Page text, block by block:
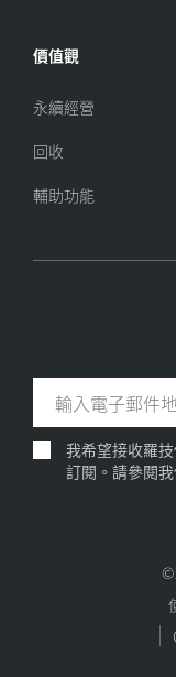
價值觀
永續經營
回收
輔助功能
我希望接收羅
訂閱。請參閱